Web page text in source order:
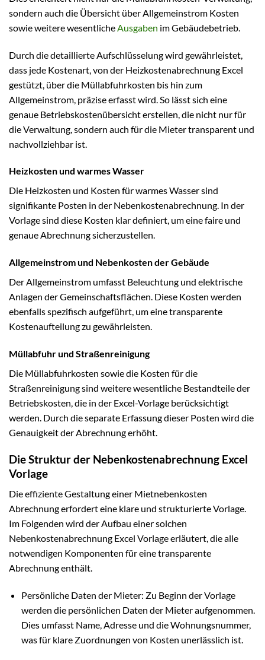
sondern auch die Übersicht über Allgemeinstrom Kosten
sowie weitere wesentlicheAusgaben im Gebäudebetrieb.
Durch die detaillierte Aufschlüsselung wird gewährleistet,
dass jede Kostenart, von der Heizkostenabrechnung Excel
gestützt, über die Müllabfuhrkosten bis hin zum
Allgemeinstrom, präzise erfasst wird. So lässt sich eine
genaue Betriebskostenübersicht erstellen, die nicht nur für
die Verwaltung, sondern auch für die Mieter transparent und
nachvollziehbar ist.
Heizkosten und warmes Wasser
Die Heizkosten und Kosten für warmes Wasser sind
signifikante Posten in der Nebenkostenabrechnung. In der
Vorlage sind diese Kosten klar definiert, um eine faire und
genaue Abrechnung sicherzustellen.
Allgemeinstrom und Nebenkosten der Gebäude
Der Allgemeinstrom umfasst Beleuchtung und elektrische
Anlagen der Gemeinschaftsflächen. Diese Kosten werden
ebenfalls spezifisch aufgeführt, um eine transparente
Kostenaufteilung zu gewährleisten.
Müllabfuhr und Straßenreinigung
Die Müllabfuhrkosten sowie die Kosten für die
Straßenreinigung sind weitere wesentliche Bestandteile der
Betriebskosten, die in der Excel-Vorlage berücksichtigt
werden. Durch die separate Erfassung dieser Posten wird die
Genauigkeit der Abrechnung erhöht.
Die Struktur der Nebenkostenabrechnung Excel
Vorlage
Die effiziente Gestaltung einer Mietnebenkosten
Abrechnung erfordert eine klare und strukturierte Vorlage.
Im Folgenden wird der Aufbau einer solchen
Nebenkostenabrechnung Excel Vorlage erläutert, die alle
notwendigen Komponenten für eine transparente
Abrechnung enthält.
Persönliche Daten der Mieter: Zu Beginn der Vorlage
werden die persönlichen Daten der Mieter aufgenommen.
Dies umfasst Name, Adresse und die Wohnungsnummer,
was für klare Zuordnungen von Kosten unerlässlich ist.